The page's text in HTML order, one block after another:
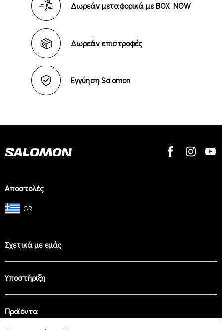
Δωρεάν μεταφορικά με BOX NOW
Δωρεάν επιστροφές
Εγγύηση Salomon
Αποστολές
GR
Σχετικά με εμάς
Υποστήριξη
Προϊόντα